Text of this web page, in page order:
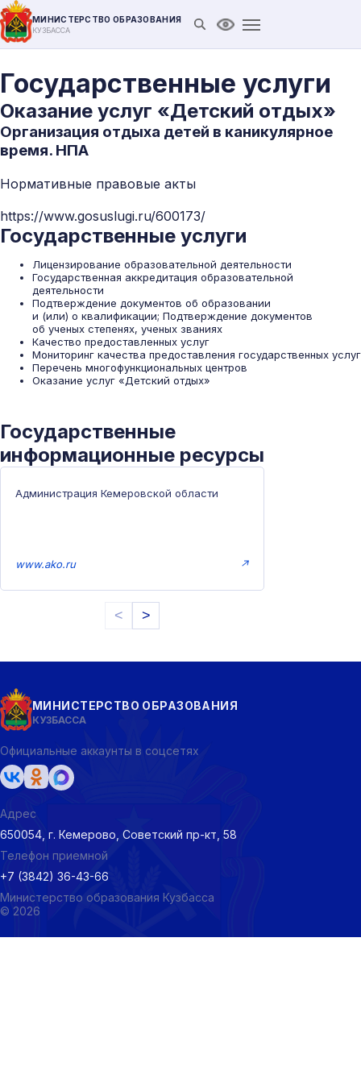
МИНИСТЕРСТВО ОБРАЗОВАНИЯ
КУЗБАССА Открыть поиск
Версия для
Государственные услуги
Оказание услуг «Детский отдых»
Организация отдыха детей в каникулярное
время. НПА
Нормативные правовые акты
https://www.gosuslugi.ru/600173/
Государственные услуги
Лицензирование образовательной деятельности
Государственная аккредитация образовательной
деятельности
Подтверждение документов об образовании
и (или) о квалификации; Подтверждение документов
об ученых степенях, ученых званиях
Качество предоставленных услуг
Мониторинг качества предоставления государственных услуг
Перечень многофункциональных центров
Оказание услуг «Детский отдых»
Государственные
информационные ресурсы
Администрация Кемеровской области
www.ako.ru ↗
< >
МИНИСТЕРСТВО ОБРАЗОВАНИЯ
КУЗБАССА
Официальные аккаунты в соцсетях
Телефон приемной
+7 (3842) 36-43-66
Адрес
650054, г. Кемерово, Советский пр-кт, 58
Министерство образования Кузбасса
© 2026